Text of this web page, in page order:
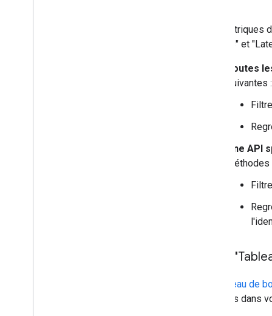
Les métriques
"Erreurs" et
Toutes
suivantes :
Une API
Page
tableau de
activées dans